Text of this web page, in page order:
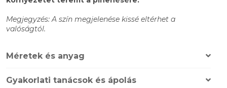
Megjegyzés: A szín megjelenése kissé eltérhet a
valóságtól.
Méretek és anyag
Gyakorlati tanácsok és ápolás